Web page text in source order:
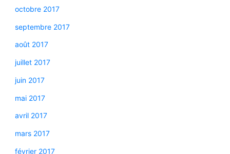
octobre 2017
septembre 2017
août 2017
juillet 2017
juin 2017
mai 2017
avril 2017
mars 2017
février 2017